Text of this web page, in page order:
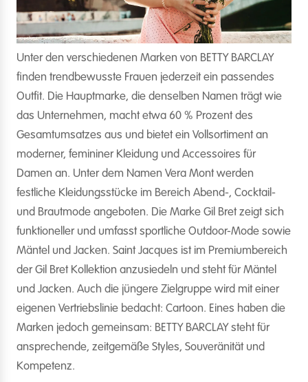
Unter den verschiedenen Marken von BETTY BARCLAY
finden trendbewusste Frauen jederzeit ein passendes
Outfit. Die Hauptmarke, die denselben Namen trägt wie
das Unternehmen, macht etwa 60 % Prozent des
Gesamtumsatzes aus und bietet ein Vollsortiment an
moderner, femininer Kleidung und Accessoires für
Damen an. Unter dem Namen Vera Mont werden
festliche Kleidungsstücke im Bereich Abend-, Cocktail-
und Brautmode angeboten. Die Marke Gil Bret zeigt sich
funktioneller und umfasst sportliche Outdoor-Mode sowie
Mäntel und Jacken. Saint Jacques ist im Premiumbereich
der Gil Bret Kollektion anzusiedeln und steht für Mäntel
und Jacken. Auch die jüngere Zielgruppe wird mit einer
eigenen Vertriebslinie bedacht: Cartoon. Eines haben die
Marken jedoch gemeinsam: BETTY BARCLAY steht für
ansprechende, zeitgemäße Styles, Souveränität und
Kompetenz.